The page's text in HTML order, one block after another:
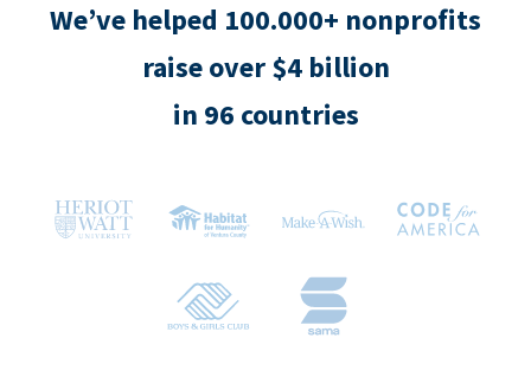
We’ve helped 100.000+ nonprofits
raise over $4 billion
in 96 countries